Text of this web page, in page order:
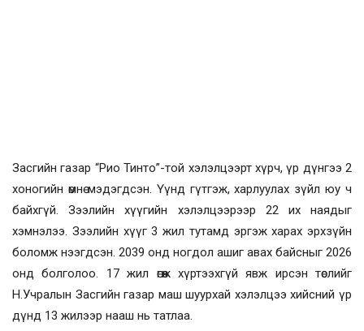
Засгийн газар “Рио Тинто”-той хэлэлцээрт хүрч, үр дүнгээ 2
хоногийн өмнө мэдэгдсэн. Үүнд гүтгэж, харлуулах зүйл юу ч
байхгүй. Зээлийн хүүгийн хэлэлцээрээр 22 их наядыг
хэмнэлээ. Зээлийн хүүг 3 жил тутамд эргэж харах эрхзүйн
боломж нээгдсэн. 2039 онд ногдол ашиг авах байсныг 2026
онд болголоо. 17 жил өгөөж хүртээхгүй явж ирсэн төслийг
Н.Учралын Засгийн газар маш шуурхай хэлэлцээ хийсний үр
дүнд 13 жилээр нааш нь татлаа.